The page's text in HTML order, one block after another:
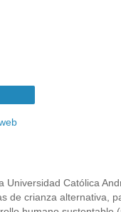
Católica
de crianza alternativa,